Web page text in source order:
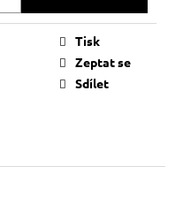
Tisk
Zeptat se
Sdílet